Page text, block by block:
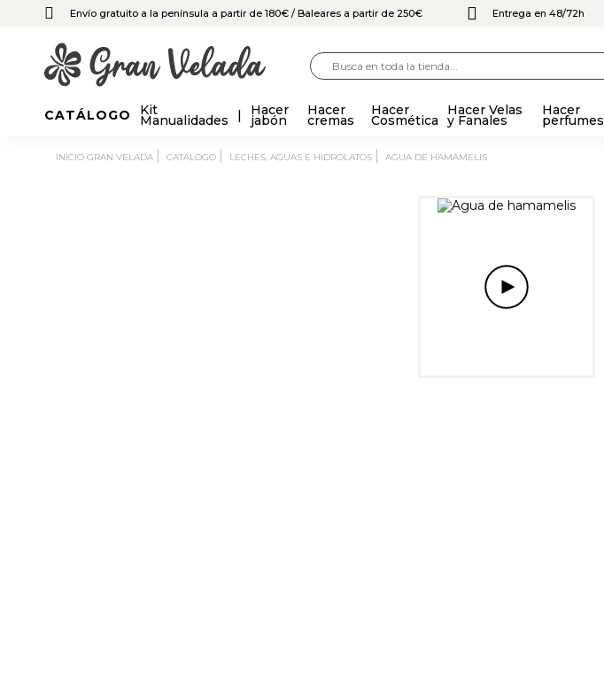
Envío gratuito a la península a partir de 180€ / Baleares a partir de 250€ Entrega en 48/72h
CATÁLOGO Kit
Manualidades
Hacer
jabón
Hacer
cremas
Hacer
Cosmética
Hacer Velas
y Fanales
Hacer
perfumes
INICIO GRAN VELADA CATÁLOGO LECHES, AGUAS E HIDROLATOS AGUA DE HAMAMELIS